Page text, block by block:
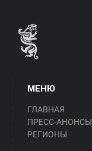
МЕНЮ
ГЛАВНАЯ
ПРЕСС-АНОНСЫ
РЕГИОНЫ